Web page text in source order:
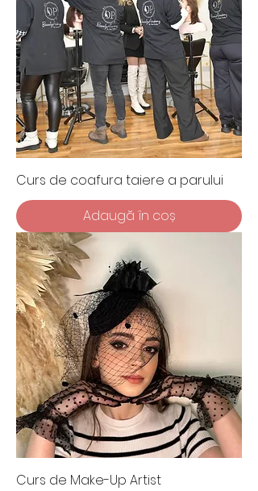
Curs de coafura taiere a parului
Adaugă în coș
Curs de Make-Up Artist